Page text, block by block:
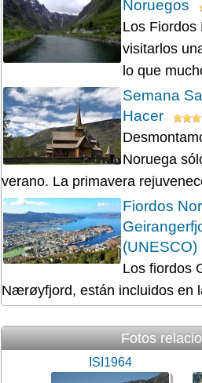
Noruegos
Los Fiordos
visitarlos
lo que
Semana
Hacer
Noruega
verano. La primavera
Fiordos
(UNESCO)
Los fiordos
Nærøyfjord, están incluidos en
Fotos
ISI1964